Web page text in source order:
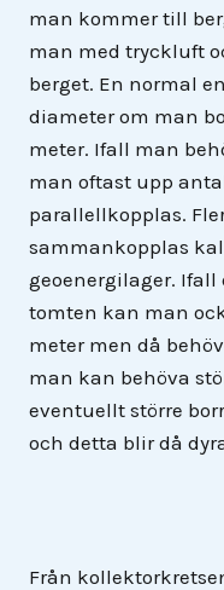
man kommer till
man med tryckluft
berget. En normal
diameter om man
meter. Ifall man
man oftast upp
parallellkopplas.
sammankopplas
geoenergilager.
tomten kan man
meter men då
man kan behöva
eventuellt större
och detta blir då
Från